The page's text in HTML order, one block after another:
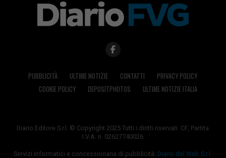
PUBBLICITÀ ULTIME NOTIZIE CONTATTI
PRIVACY POLICY
COOKIE POLICY
DEPOSITPHOTOS ULTIME NOTIZIE ITALIA
Diario Editore S.r.l. © Copyright 2025 Tutti i diritti riservati. CF, Partita
I.V.A. n. 02627740026
Servizi informatici e concessionaria di pubblicità: Diario del Web S.r.l.